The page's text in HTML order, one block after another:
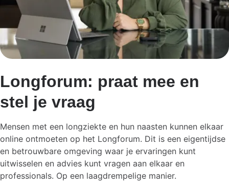
Longforum: praat mee en
stel je vraag
Mensen met een longziekte en hun naasten kunnen elkaar
online ontmoeten op het Longforum. Dit is een eigentijdse
en betrouwbare omgeving waar je ervaringen kunt
uitwisselen en advies kunt vragen aan elkaar en
professionals.​ Op een laagdrempelige manier.